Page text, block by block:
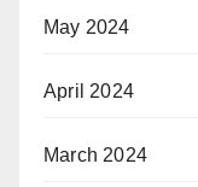
May 2024
April 2024
March 2024